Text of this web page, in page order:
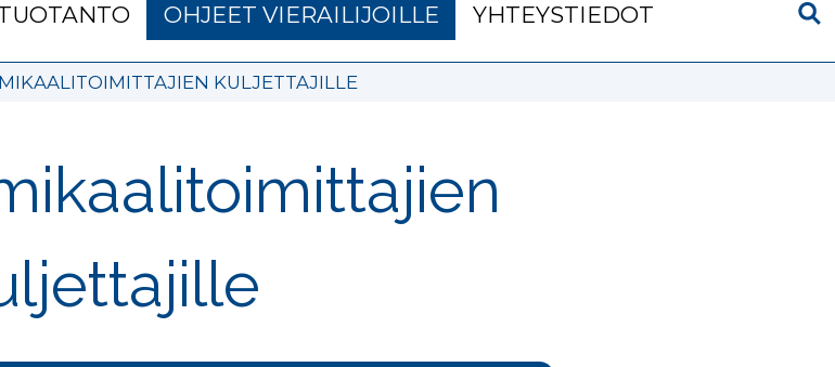
OHJEET VIERAILIJOILLE YHTEYSTIEDOT
KULJETTAJILLE